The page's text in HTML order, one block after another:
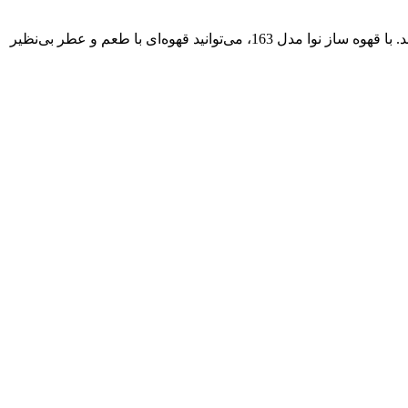
این دستگاه به دلیل کیفیت ساخت بالا و عملکرد مطلوب، انتخابی مناسب برای کسانی است که به دنبال یک قهوه ساز مطمئن و کارآمد هستند. با قهوه ساز نوا مدل 163، می‌توانید قهوه‌ای با طعم و عطر بی‌نظیر